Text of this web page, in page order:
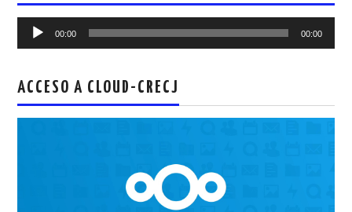
Reproductor
00:00 00:00
ACCESO A CLOUD-CRECJ